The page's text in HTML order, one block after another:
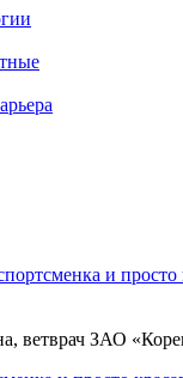
и просто
ветврач ЗАО